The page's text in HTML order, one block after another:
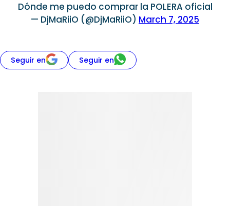
Dónde me puedo comprar la POLERA oficial
— DjMaRiiO (@DjMaRiiO) March 7, 2025
Seguir en Seguir en